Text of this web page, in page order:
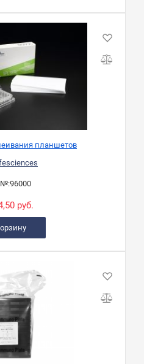
планшетов
№:96000
руб.